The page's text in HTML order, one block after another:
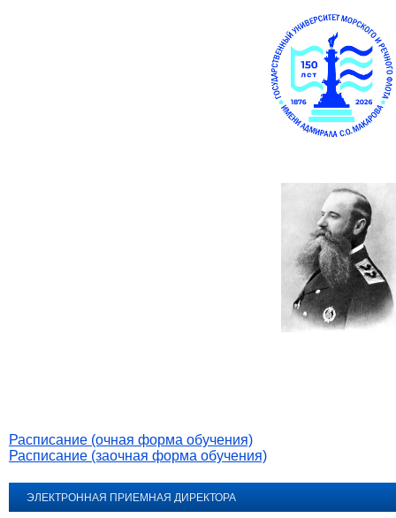
Расписание (очная форма обучения)
Расписание (заочная форма обучения)
ЭЛЕКТРОННАЯ ПРИЕМНАЯ ДИРЕКТОРА